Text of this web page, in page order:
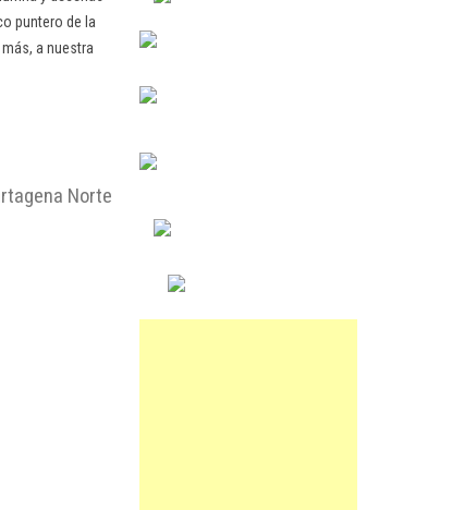
puntero de la
a nuestra
Norte